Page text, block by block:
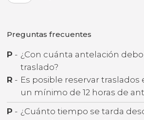
Preguntas frecuentes
P - ¿Con cuánta antelación
traslado?
R - Es posible reservar traslados
un mínimo de 12 horas de
P - ¿Cuánto tiempo se tarda